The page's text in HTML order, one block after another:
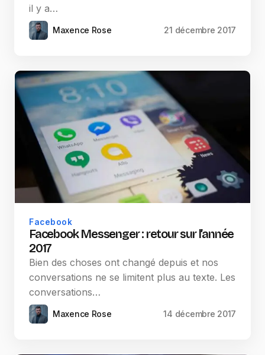
il y a…
Maxence Rose 21 décembre 2017
Facebook
Facebook Messenger : retour sur l’année
2017
Bien des choses ont changé depuis et nos
conversations ne se limitent plus au texte. Les
conversations…
Maxence Rose 14 décembre 2017